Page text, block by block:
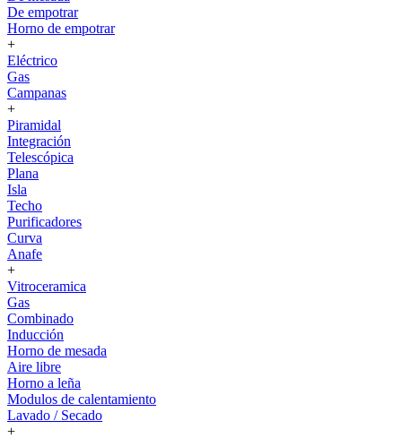
De empotrar
Horno de empotrar
+
Eléctrico
Gas
Campanas
+
Piramidal
Integración
Telescópica
Plana
Isla
Techo
Purificadores
Curva
Anafe
+
Vitroceramica
Gas
Combinado
Inducción
Horno de mesada
Aire libre
Horno a leña
Modulos de calentamiento
Lavado / Secado
+